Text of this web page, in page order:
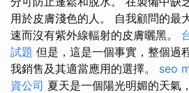
用於皮膚淺色的人。 自我顧問的最
速而沒有紫外線輻射的皮膚曬黑。
試題 但是，這是一個事實，整個過
我銷售及其適當應用的選擇。 seo
資公司 夏天是一個陽光明媚的天氣